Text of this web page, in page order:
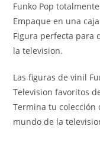
Funko Pop
Empaque en una
Figura perfecta para
la television.
Las figuras de vinil
Television favoritos
Termina tu colección
mundo de la